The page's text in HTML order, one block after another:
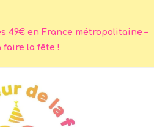
49€ en France métropolitaine –
faire la fête !